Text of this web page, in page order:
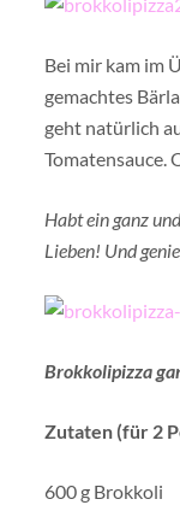
Bei mir kam im
gemachtes
geht natürlich
Tomatensauce.
Habt ein ganz
Lieben! Und
Brokkolipizza
Zutaten (für 2
600 g Brokkoli